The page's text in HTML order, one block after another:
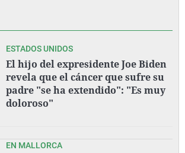
ESTADOS UNIDOS
El hijo del expresidente Joe Biden
revela que el cáncer que sufre su
padre "se ha extendido": "Es muy
doloroso"
EN MALLORCA